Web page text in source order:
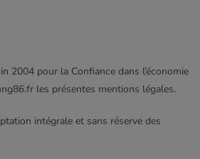
2004 pour la Confiance dans l’économie
les présentes mentions légales.
intégrale et sans réserve des